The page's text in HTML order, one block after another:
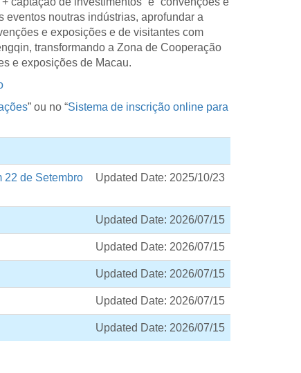
eventos noutras indústrias, aprofundar a
e exposições e de visitantes com
transformando a Zona de Cooperação
e exposições de Macau.
” ou no “Sistema de inscrição online para
22 de Setembro
Updated Date: 2025/10/23
Updated Date: 2026/07/15
Updated Date: 2026/07/15
Updated Date: 2026/07/15
Updated Date: 2026/07/15
Updated Date: 2026/07/15